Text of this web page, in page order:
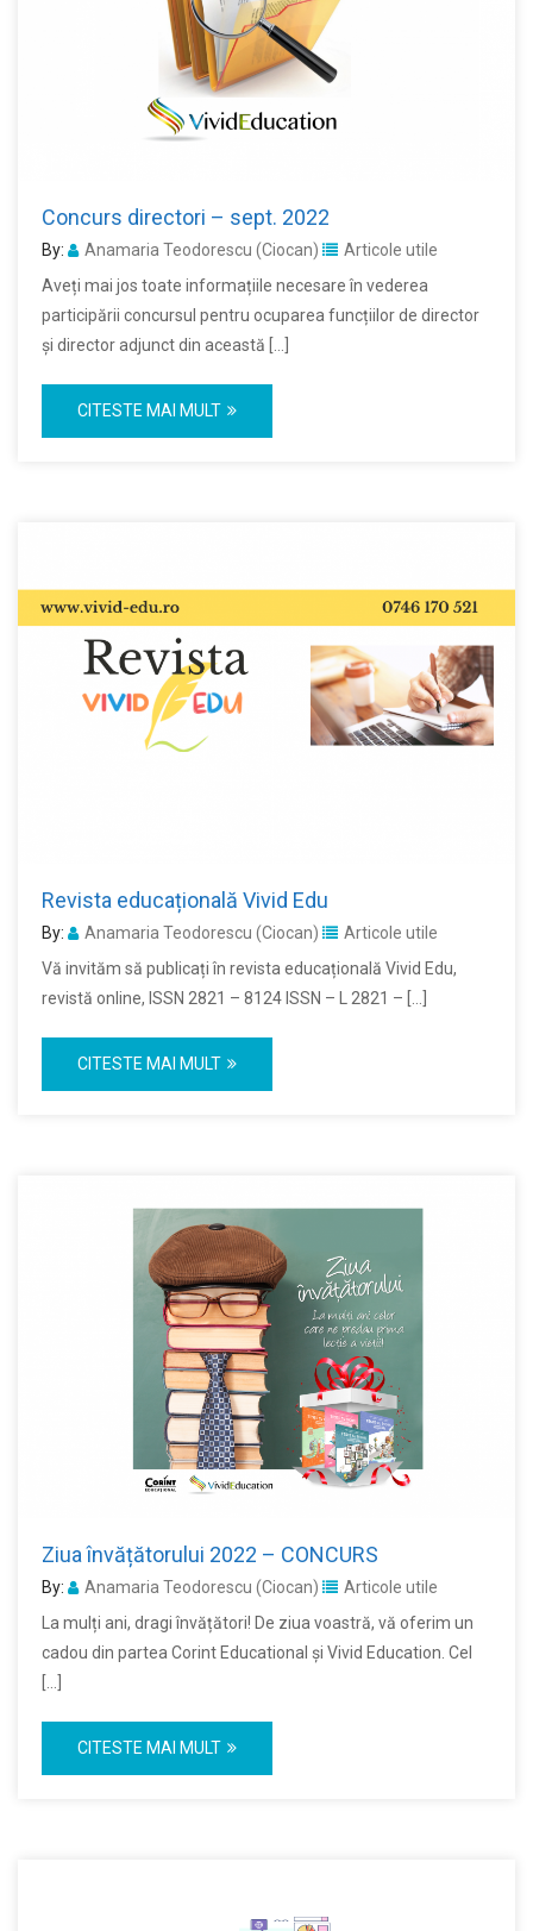
Concurs directori – sept. 2022
By: Anamaria Teodorescu (Ciocan)
Articole utile
Aveți mai jos toate informațiile necesare în vederea
participării concursul pentru ocuparea funcțiilor de director
și director adjunct din această […]
CITESTE MAI MULT
Revista educațională Vivid Edu
By: Anamaria Teodorescu (Ciocan)
Articole utile
Vă invităm să publicați în revista educațională Vivid Edu,
revistă online, ISSN 2821 – 8124 ISSN – L 2821 – […]
CITESTE MAI MULT
Ziua învățătorului 2022 – CONCURS
By: Anamaria Teodorescu (Ciocan)
Articole utile
La mulți ani, dragi învățători! De ziua voastră, vă oferim un
cadou din partea Corint Educational și Vivid Education. Cel
CITESTE MAI MULT